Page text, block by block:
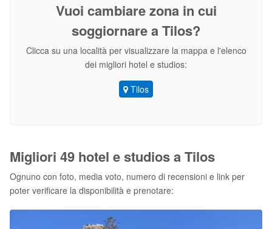
Vuoi cambiare zonain cui
soggiornare a Tilos?
Clicca su una località per visualizzare la mappa e l'elenco
dei migliori hotel e studios:
Tilos
Migliori 49 hotel e studios a Tilos
Ognuno con foto, media voto, numero di recensioni e link per
poter verificare la disponibilità e prenotare: